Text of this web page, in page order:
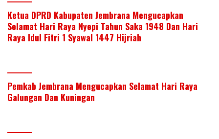
Ketua DPRD Kabupaten Jembrana Mengucapkan
Selamat Hari Raya Nyepi Tahun Saka 1948 Dan Hari
Raya Idul Fitri 1 Syawal 1447 Hijriah
Pemkab Jembrana Mengucapkan Selamat Hari Raya
Galungan Dan Kuningan